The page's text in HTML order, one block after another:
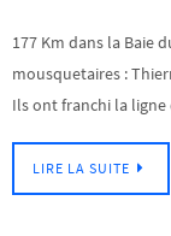
177 Km dans la Baie
mousquetaires :
Ils ont franchi la ligne
LIRE LA SUITE